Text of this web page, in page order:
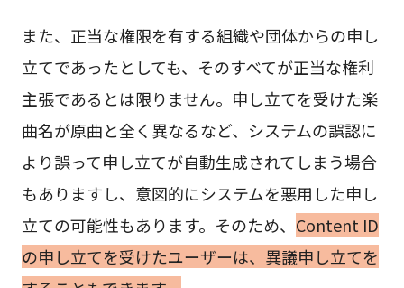
また、正当な権限を有する組織や団体からの申し
立てであったとしても、そのすべてが正当な権利
主張であるとは限りません。申し立てを受けた楽
曲名が原曲と全く異なるなど、システムの誤認に
より誤って申し立てが自動生成されてしまう場合
もありますし、意図的にシステムを悪用した申し
立ての可能性もあります。そのため、 Content ID
の申し立てを受けたユーザーは、異議申し立てを